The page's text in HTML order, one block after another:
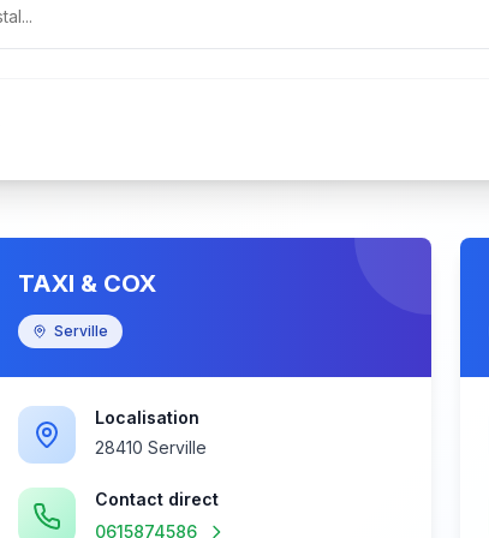
TAXI & COX
Serville
Localisation
28410 Serville
Contact direct
0615874586